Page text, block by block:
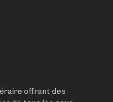
offrant des